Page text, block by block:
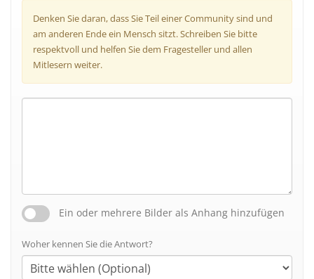
Denken Sie daran, dass Sie Teil einer Community sind und
am anderen Ende ein Mensch sitzt. Schreiben Sie bitte
respektvoll und helfen Sie dem Fragesteller und allen
Mitlesern weiter.
Ein oder mehrere Bilder als Anhang hinzufügen
Woher kennen Sie die Antwort?